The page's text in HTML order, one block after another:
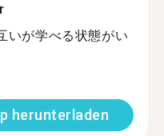
いが学べる状態がい
herunterladen